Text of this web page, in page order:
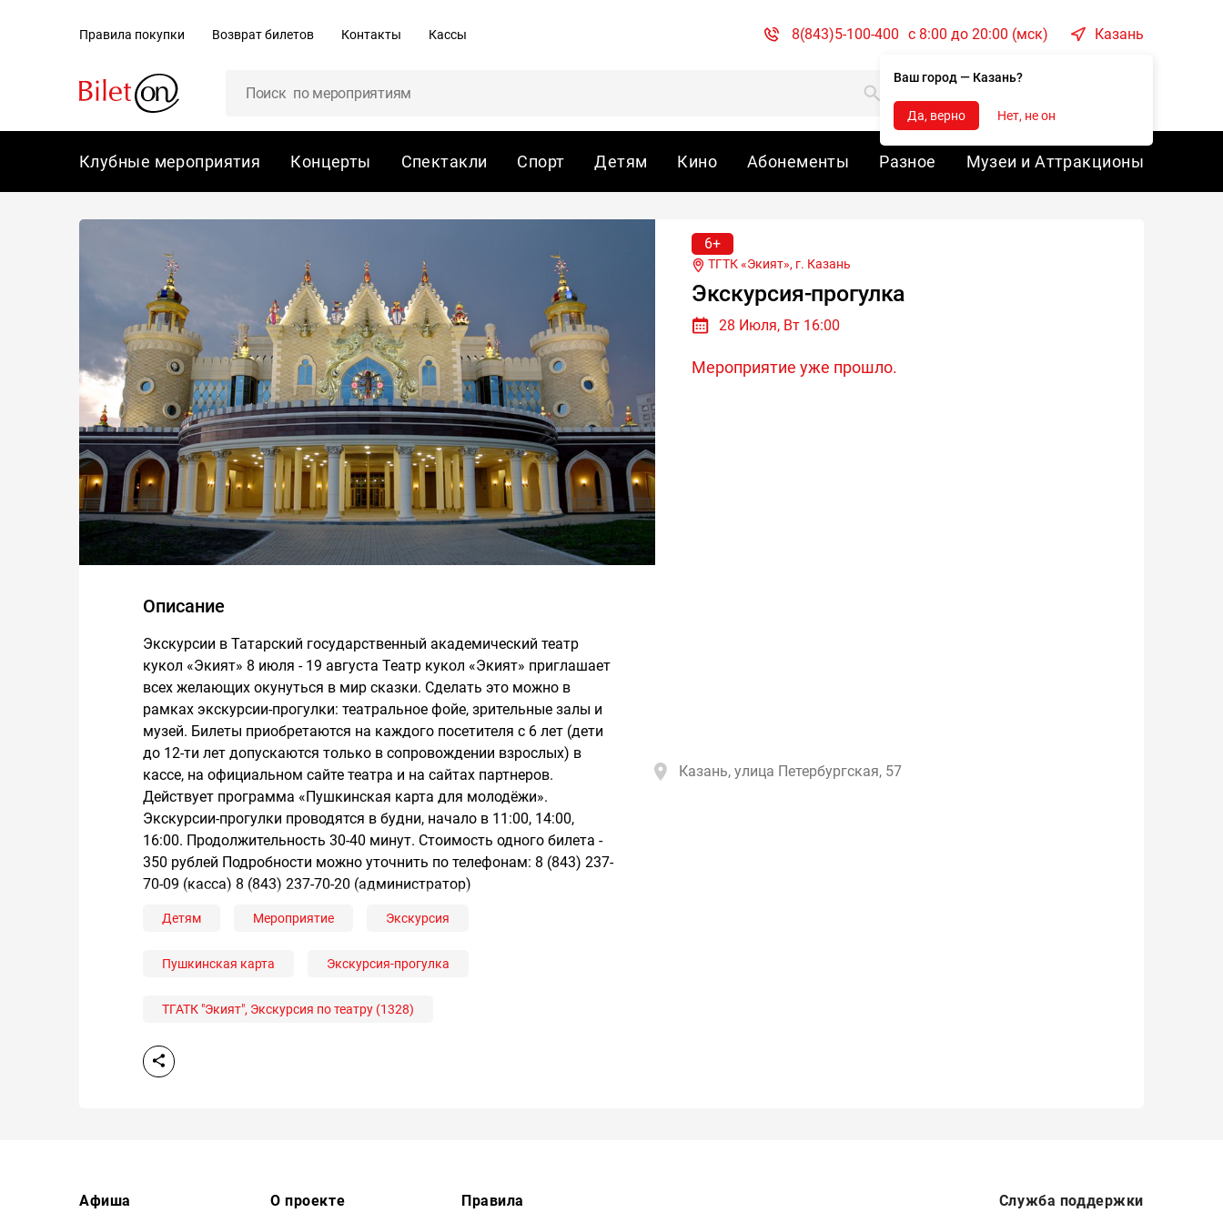
Правила покупки Возврат билетов Контакты Кассы 8(843)5-100-400 c 8:00 до 20:00 (мск) Казань
Ваш город — Казань?
Да, верно Нет, не он
Клубные мероприятия Концерты Спектакли Спорт Детям Кино Абонементы Разное Музеи и Аттракционы
6+
ТГТК «Экият», г. Казань
Экскурсия-прогулка
28 Июля, Вт 16:00
Мероприятие уже прошло.
Описание
Экскурсии в Татарский государственный академический театр
кукол «Экият» 8 июля - 19 августа Театр кукол «Экият» приглашает
всех желающих окунуться в мир сказки. Сделать это можно в
рамках экскурсии-прогулки: театральное фойе, зрительные залы и
музей. Билеты приобретаются на каждого посетителя с 6 лет (дети
до 12-ти лет допускаются только в сопровождении взрослых) в
кассе, на официальном сайте театра и на сайтах партнеров.
Действует программа «Пушкинская карта для молодёжи».
Экскурсии-прогулки проводятся в будни, начало в 11:00, 14:00,
16:00. Продолжительность 30-40 минут. Стоимость одного билета -
350 рублей Подробности можно уточнить по телефонам: 8 (843) 237-
70-09 (касса) 8 (843) 237-70-20 (администратор)
Детям Мероприятие Экскурсия
Пушкинская карта Экскурсия-прогулка
ТГАТК "Экият", Экскурсия по театру (1328)
Казань, улица Петербургская, 57
Афиша О проекте Правила Служба поддержки